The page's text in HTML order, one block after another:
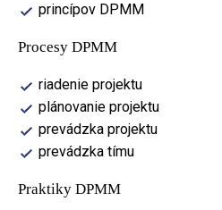
princípov DPMM
Procesy DPMM
riadenie projektu
plánovanie projektu
prevádzka projektu
prevádzka tímu
Praktiky DPMM